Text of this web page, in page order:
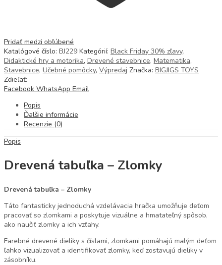
Pridať medzi obľúbené
Katalógové číslo: BJ229 Kategórií: Black Friday 30% zľavy,
Didaktické hry a motorika, Drevené stavebnice, Matematika,
Stavebnice, Učebné pomôcky, Výpredaj Značka: BIGJIGS TOYS
Zdieľať:
Facebook WhatsApp Email
Popis
Ďalšie informácie
Recenzie (0)
Popis
Drevená tabuľka – Zlomky
Drevená tabuľka – Zlomky
Táto fantasticky jednoduchá vzdelávacia hračka umožňuje deťom
pracovať so zlomkami a poskytuje vizuálne a hmatateľný spôsob,
ako naučiť zlomky a ich vzťahy.
Farebné drevené dieliky s číslami, zlomkami pomáhajú malým deťom
ľahko vizualizovať a identifikovať zlomky, keď zostavujú dieliky v
zásobníku.